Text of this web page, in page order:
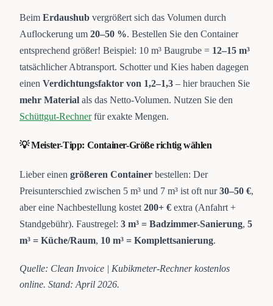
Beim Erdaushub vergrößert sich das Volumen durch
Auflockerung um 20–50 %. Bestellen Sie den Container
entsprechend größer! Beispiel: 10 m³ Baugrube = 12–15 m³
tatsächlicher Abtransport. Schotter und Kies haben dagegen
einen Verdichtungsfaktor von 1,2–1,3 – hier brauchen Sie
mehr Material als das Netto-Volumen. Nutzen Sie den
Schüttgut-Rechnerfür exakte Mengen.
💡 Meister-Tipp: Container-Größe richtig wählen
Lieber einen größeren Container bestellen: Der
Preisunterschied zwischen 5 m³ und 7 m³ ist oft nur30–50 €,
aber eine Nachbestellung kostet 200+ € extra (Anfahrt +
Standgebühr). Faustregel: 3 m³ = Badzimmer-Sanierung, 5
m³ = Küche/Raum, 10 m³ = Komplettsanierung.
Quelle: Clean Invoice | Kubikmeter-Rechner kostenlos
online. Stand: April 2026.